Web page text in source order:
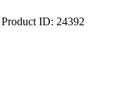
Product ID: 24392